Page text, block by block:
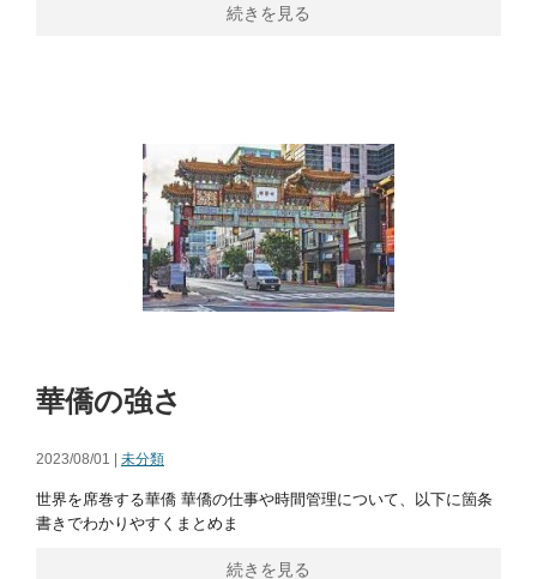
続きを見る
華僑の強さ
2023/08/01 | 未分類
世界を席巻する華僑 華僑の仕事や時間管理について、以下に箇条
書きでわかりやすくまとめま
続きを見る